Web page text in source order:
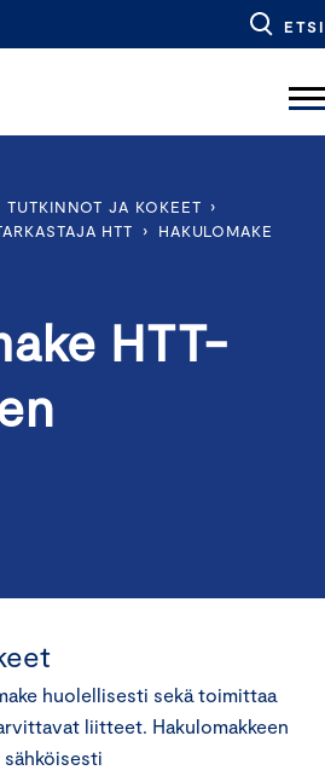
ETSI
TUTKINNOT JA KOKEET ›
HTT
›
HAKULOMAKE
HTT-
huolellisesti sekä toimittaa
liitteet. Hakulomakkeen